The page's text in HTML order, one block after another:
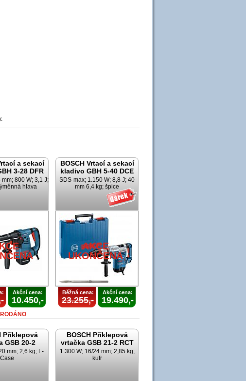
a sekací
3-28 DFR
800 W; 3,1 J;
hlava
Akční cena:
10.450,-
BOSCH Vrtací a sekací
kladivo GBH 5-40 DCE
SDS-max; 1.150 W; 8,8 J; 40
mm 6,4 kg; špice
AKCE
UKONČENA
Běžná cena:
23.255,-
Akční cena:
19.490,-
Příklepová
GSB 20-2
mm; 2,6 kg; L-
Case
BOSCH Příklepová
vrtačka GSB 21-2 RCT
1.300 W; 16/24 mm; 2,85 kg;
kufr